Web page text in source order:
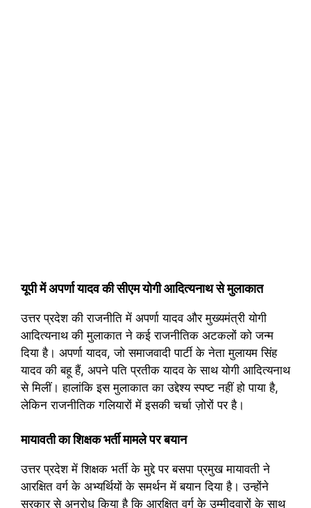
यूपी में अपर्णा यादव की सीएम योगी आदित्यनाथ से मुलाकात
उत्तर प्रदेश की राजनीति में अपर्णा यादव और मुख्यमंत्री योगी
आदित्यनाथ की मुलाकात ने कई राजनीतिक अटकलों को जन्म
दिया है। अपर्णा यादव, जो समाजवादी पार्टी के नेता मुलायम सिंह
यादव की बहू हैं, अपने पति प्रतीक यादव के साथ योगी आदित्यनाथ
से मिलीं। हालांकि इस मुलाकात का उद्देश्य स्पष्ट नहीं हो पाया है,
लेकिन राजनीतिक गलियारों में इसकी चर्चा ज़ोरों पर है।
मायावती का शिक्षक भर्ती मामले पर बयान
उत्तर प्रदेश में शिक्षक भर्ती के मुद्दे पर बसपा प्रमुख मायावती ने
आरक्षित वर्ग के अभ्यर्थियों के समर्थन में बयान दिया है। उन्होंने
सरकार से अनुरोध किया है कि आरक्षित वर्ग के उम्मीदवारों के साथ